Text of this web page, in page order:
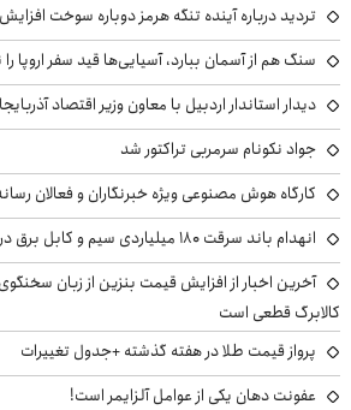
تردید درباره آینده تنگه هرمز دوباره سوخت
سنگ هم از آسمان ببارد، آسیایی‌ها قید سفر اروپا
دیدار استاندار اردبیل با معاون وزیر اقتصاد
جواد نکونام سرمربی تراکتور شد
کارگاه هوش مصنوعی ویژه خبرنگاران و فعالان
انهدام باند سرقت ۱۸۰ میلیاردی سیم و کابل برق در رفسنجان
آخرین اخبار از افزایش قیمت بنزین از زبان
کالابرگ قطعی است
پرواز قیمت طلا در هفته گذشته +جدول تغییرات
عفونت دهان یکی از عوامل آلزایمر است!